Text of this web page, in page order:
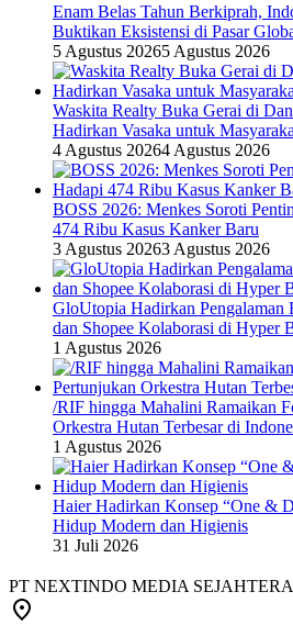
Enam Belas Tahun Berkiprah,
Buktikan Eksistensi di Pasar
5 Agustus 20265 Agustus 2026
Waskita Realty Buka Gerai di
Hadirkan Vasaka untuk
4 Agustus 20264 Agustus 2026
BOSS 2026: Menkes Soroti
474 Ribu Kasus Kanker Baru
3 Agustus 20263 Agustus 2026
GloUtopia Hadirkan Pengalaman
dan Shopee Kolaborasi di Hyper
1 Agustus 2026
/RIF hingga Mahalini Ramaikan
Orkestra Hutan Terbesar di
1 Agustus 2026
Haier Hadirkan Konsep “One &
Hidup Modern dan Higienis
31 Juli 2026
PT NEXTINDO MEDIA SEJAHTERA